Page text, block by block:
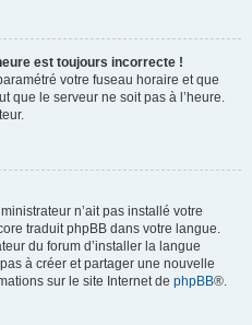
est toujours incorrecte !
votre fuseau horaire et que
que le serveur ne soit pas à l’heure.
n’ait pas installé votre
traduit phpBB dans votre langue.
du forum d’installer la langue
à créer et partager une nouvelle
sur le site Internet de phpBB®.